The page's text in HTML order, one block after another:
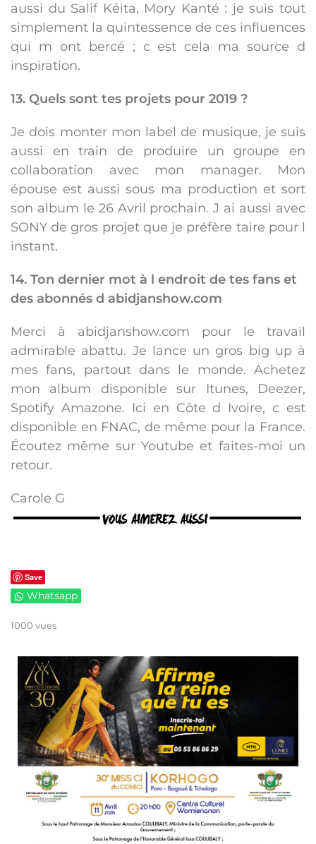
aussi du Salif Kéita, Mory Kanté : je suis tout
simplement la quintessence de ces influences
qui m ont bercé ; c est cela ma source d
inspiration.
13. Quels sont tes projets pour 2019 ?
Je dois monter mon label de musique, je suis
aussi en train de produire un groupe en
collaboration avec mon manager. Mon
épouse est aussi sous ma production et sort
son album le 26 Avril prochain. J ai aussi avec
SONY de gros projet que je préfère taire pour l
instant.
14. Ton dernier mot à l endroit de tes fans et
des abonnés d abidjanshow.com
Merci à abidjanshow.com pour le travail
admirable abattu. Je lance un gros big up à
mes fans, partout dans le monde. Achetez
mon album disponible sur Itunes, Deezer,
Spotify Amazone. Ici en Côte d Ivoire, c est
disponible en FNAC, de même pour la France.
Écoutez même sur Youtube et faites-moi un
retour.
Carole G
Save
Whatsapp
1000 vues